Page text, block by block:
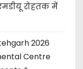
रोहतक में
2026
Centre